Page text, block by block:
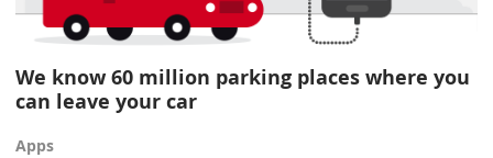
We know 60 million parking places where you
can leave your car
Apps